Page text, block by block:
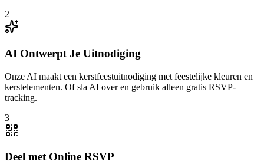
2
AI Ontwerpt Je Uitnodiging
Onze AI maakt een kerstfeestuitnodiging met feestelijke kleuren en
kerstelementen. Of sla AI over en gebruik alleen gratis RSVP-
tracking.
3
Deel met Online RSVP